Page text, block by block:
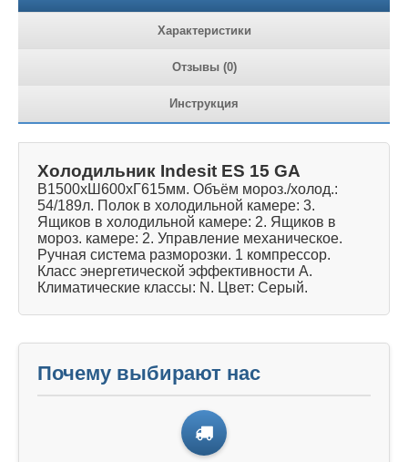
Характеристики
Отзывы (0)
Инструкция
Холодильник Indesit ES 15 GA
В1500хШ600хГ615мм. Объём мороз./холод.:
54/189л. Полок в холодильной камере: 3.
Ящиков в холодильной камере: 2. Ящиков в
мороз. камере: 2. Управление механическое.
Ручная система разморозки. 1 компрессор.
Класс энергетической эффективности A.
Климатические классы: N. Цвет: Серый.
Почему выбирают нас